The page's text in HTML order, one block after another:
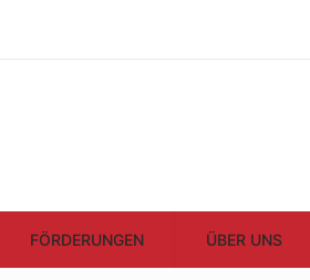
FÖRDERUNGEN ÜBER UNS